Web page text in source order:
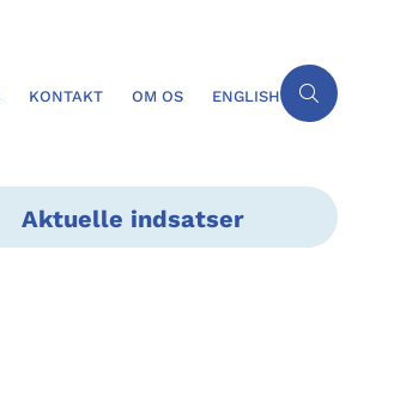
KONTAKT OM OS ENGLISH
Aktuelle indsatser